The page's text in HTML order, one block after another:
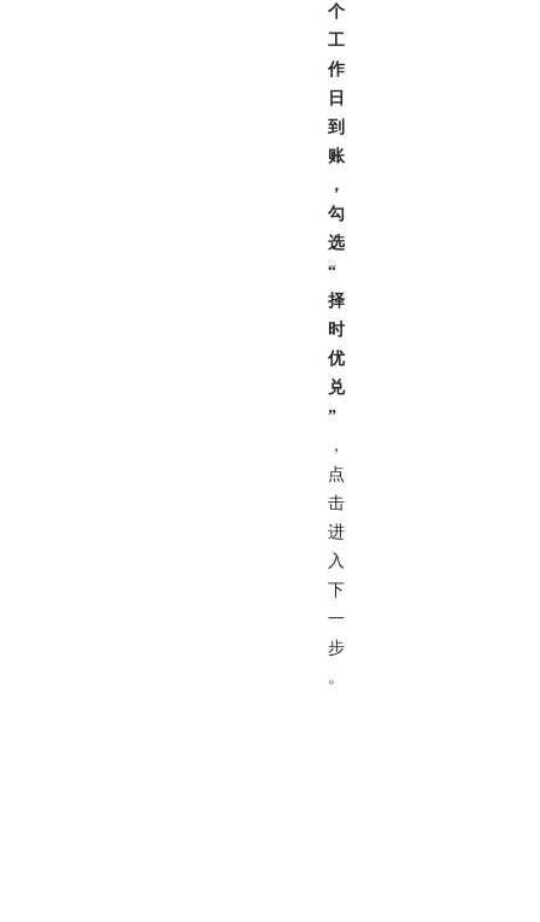
个
工
作
日
到
账
，
勾
选
“
择
时
优
兑
”
，
点
击
进
入
下
一
步
。